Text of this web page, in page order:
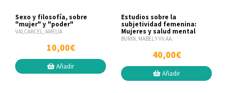
Sexo y filosofía, sobre
"mujer" y "poder"
VALCARCEL, AMELIA
10,00€
Añadir
Estudios sobre la
subjetividad femenina:
Mujeres y salud mental
BURIN, MABEL Y VV.AA.
40,00€
Añadir